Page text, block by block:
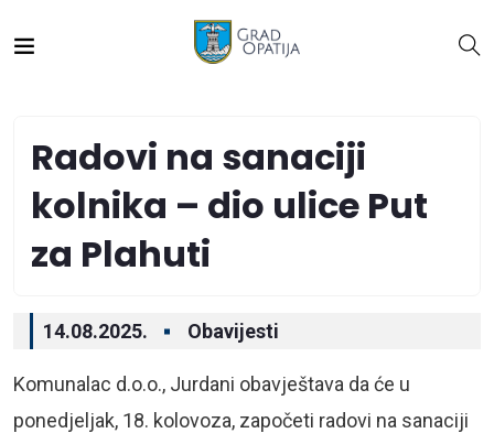
Radovi na sanaciji
kolnika – dio ulice Put
za Plahuti
14.08.2025. Obavijesti
Komunalac d.o.o., Jurdani obavještava da će u
ponedjeljak, 18. kolovoza, započeti radovi na sanaciji